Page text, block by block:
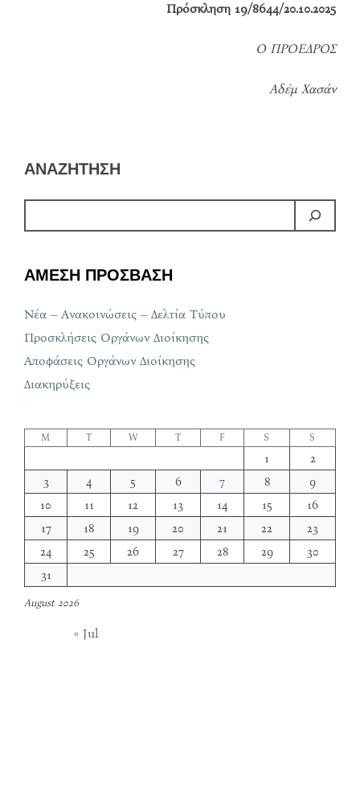
Πρόσκληση 19/8644/20.10.2025
Ο ΠΡΟΕΔΡΟΣ
Αδέμ Χασάν
ΑΝΑΖΗΤΗΣΗ
ΑΜΕΣΗ ΠΡΟΣΒΑΣΗ
Νέα – Ανακοινώσεις – Δελτία Τύπου
Προσκλήσεις Οργάνων Διοίκησης
Αποφάσεις Οργάνων Διοίκησης
Διακηρύξεις
August 2026
M T W T F S S
1
2
3
4 5 6 7 8
9
10
11 12 13 14 15
16
17
18 19 20 21 22
23
24
25 26 27 28 29
30
31
« Jul